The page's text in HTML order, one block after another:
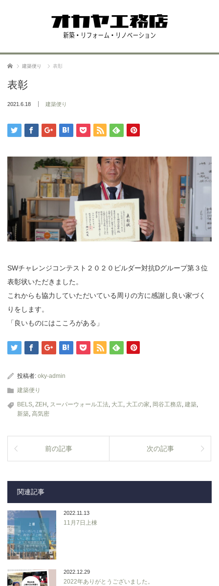
ホーム 建築便り 表彰
表彰
2021.6.18 建築便り
SWチャレンジコンテスト２０２０ビルダー対抗Dグループ第３位
表彰状いただきました。
これからも協力していただいている周りの方に感謝し良い家づく
りをします。
「良いものにはこころがある」
投稿者: oky-admin
建築便り
BELS, ZEH , スーパーウォール工法, 大工, 大工の家, 岡谷工務店, 建築,
新築, 高気密
前の記事 次の記事
関連記事
2022.11.13
11月7日上棟
2022.12.29
2022年ありがとうございました。